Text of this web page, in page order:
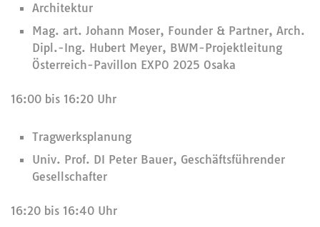
Architektur
Mag. art. Johann Moser, Founder & Partner, Arch.
Dipl.-Ing. Hubert Meyer, BWM-Projektleitung
Österreich-Pavillon EXPO 2025 Osaka
16:00 bis 16:20 Uhr
Tragwerksplanung
Univ. Prof. DI Peter Bauer, Geschäftsführender
Gesellschafter
16:20 bis 16:40 Uhr